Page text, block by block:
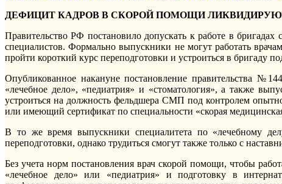
ДЕФИЦИТ КАДРОВ В СКОРОЙ ПОМОЩИ
Правительство РФ постановило допускать к работе в
специалистов. Формально выпускники не могут работать
пройти короткий курс переподготовки и устроиться в бригаду
Опубликованное накануне постановление правительства
«лечебное дело», «педиатрия» и «стоматология», а также
устроиться на должность фельдшера СМП под контролем
или имеющий сертификат по специальности «скорая
В то же время выпускники специалитета по «лечебному
переподготовки, однако трудиться смогут также только с
Без учета норм постановления врач скорой помощи, чтобы
«лечебное дело» или «педиатрия» и подготовку в